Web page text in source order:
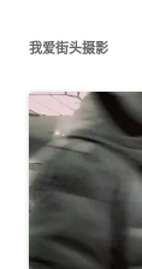
我爱街头摄影